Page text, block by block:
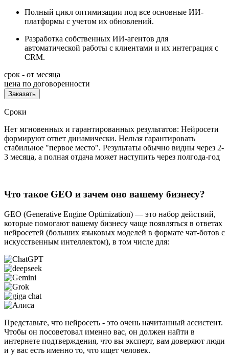
Полный цикл оптимизации под все основные ИИ-
платформы с учетом их обновлений.
Разработка собственных ИИ-агентов для
автоматической работы с клиентами и их интеграция с
CRM.
срок - от месяца
цена по договоренности
Заказать
Сроки
Нет мгновенных и гарантированных результатов: Нейросети
формируют ответ динамически. Нельзя гарантировать
стабильное "первое место". Результаты обычно видны через 2-
3 месяца, а полная отдача может наступить через полгода-год
Что такое GEO и зачем оно вашему бизнесу?
GEO (Generative Engine Optimization) — это набор действий,
которые помогают вашему бизнесу чаще появляться в ответах
нейросетей (больших языковых моделей в формате чат-ботов с
искусственным интеллектом), в том числе для:
Представьте, что нейросеть - это очень начитанный ассистент.
Чтобы он посоветовал именно вас, он должен найти в
интернете подтверждения, что вы эксперт, вам доверяют люди
и у вас есть именно то, что ищет человек.